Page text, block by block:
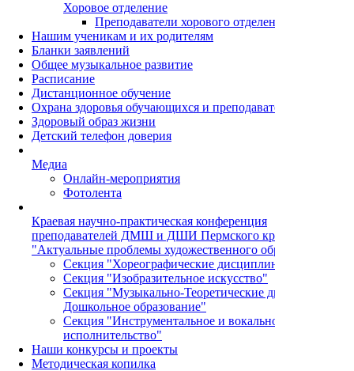
Хоровое отделение
Преподаватели хорового отделения
Нашим ученикам и их родителям
Бланки заявлений
Общее музыкальное развитие
Расписание
Дистанционное обучение
Охрана здоровья обучающихся и преподавателей
Здоровый образ жизни
Детский телефон доверия
Медиа
Онлайн-мероприятия
Фотолента
Краевая научно-практическая конференция
преподавателей ДМШ и ДШИ Пермского края
"Актуальные проблемы художественного образования"
Секция "Хореографические дисциплины"
Секция "Изобразительное искусство"
Секция "Музыкально-Теоретические дисциплины и
Дошкольное образование"
Секция "Инструментальное и вокальное
исполнительство"
Наши конкурсы и проекты
Методическая копилка